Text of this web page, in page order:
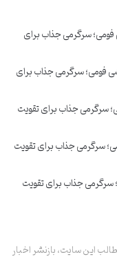
فومی؛ سرگرمی جذاب برای
فومی؛ سرگرمی جذاب برای
سرگرمی جذاب برای تقویت
سرگرمی جذاب برای تقویت
سرگرمی جذاب برای تقویت
این سایت، بازنشر اخبار